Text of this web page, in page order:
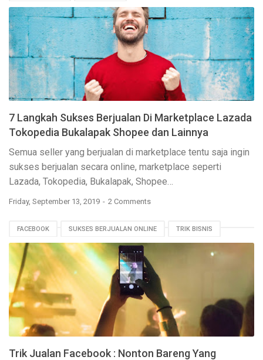
7 Langkah Sukses Berjualan Di Marketplace Lazada
Tokopedia Bukalapak Shopee dan Lainnya
Semua seller yang berjualan di marketplace tentu saja ingin
sukses berjualan secara online, marketplace seperti
Lazada, Tokopedia, Bukalapak, Shopee…
Friday, September 13, 2019 2 Comments
FACEBOOK SUKSES BERJUALAN ONLINE TRIK BISNIS
Trik Jualan Facebook : Nonton Bareng Yang